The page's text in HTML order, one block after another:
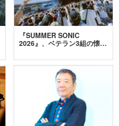
『SUMMER SONIC
2026』、ベテラン3組の懐…